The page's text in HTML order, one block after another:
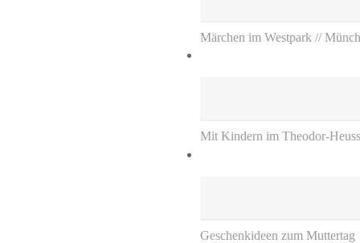
Märchen im Westpark //
Mit Kindern im Theodor-
Geschenkideen zum Muttertag